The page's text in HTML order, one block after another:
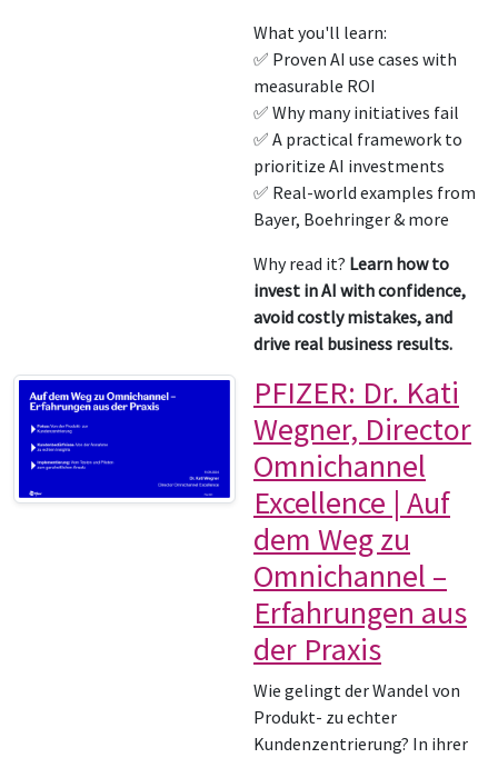
What you'll learn:
✅ Proven AI use cases with
measurable ROI
✅ Why many initiatives fail
✅ A practical framework to
prioritize AI investments
✅ Real-world examples from
Bayer, Boehringer & more
Why read it? Learn how to
invest in AI with confidence,
avoid costly mistakes, and
drive real business results.
PFIZER: Dr. Kati
Wegner, Director
Omnichannel
Excellence | Auf
dem Weg zu
Omnichannel –
Erfahrungen aus
der Praxis
Wie gelingt der Wandel von
Produkt- zu echter
Kundenzentrierung? In ihrer